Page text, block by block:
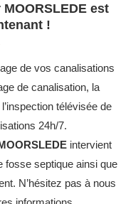
est
!
de vos canalisations
de canalisation, la
télévisée de
24h/7.
intervient
fosse septique ainsi que
N’hésitez pas à nous